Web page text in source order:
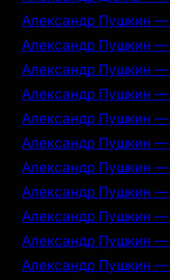
Александр Пушкин —
Александр Пушкин —
Александр Пушкин —
Александр Пушкин —
Александр Пушкин —
Александр Пушкин —
Александр Пушкин —
Александр Пушкин —
Александр Пушкин —
Александр Пушкин —
Александр Пушкин —